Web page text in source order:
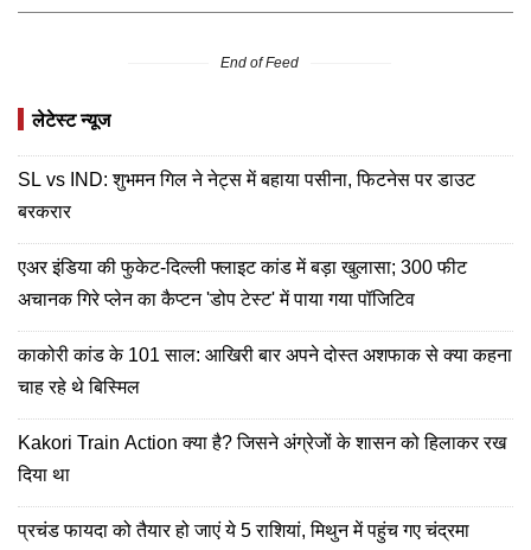
End of Feed
लेटेस्ट न्यूज
SL vs IND: शुभमन गिल ने नेट्स में बहाया पसीना, फिटनेस पर डाउट
बरकरार
एअर इंडिया की फुकेट-दिल्ली फ्लाइट कांड में बड़ा खुलासा; 300 फीट
अचानक गिरे प्लेन का कैप्टन 'डोप टेस्ट' में पाया गया पॉजिटिव
काकोरी कांड के 101 साल: आखिरी बार अपने दोस्त अशफाक से क्या कहना
चाह रहे थे बिस्मिल
Kakori Train Action क्या है? जिसने अंग्रेजों के शासन को हिलाकर रख
दिया था
प्रचंड फायदा को तैयार हो जाएं ये 5 राशियां, मिथुन में पहुंच गए चंद्रमा